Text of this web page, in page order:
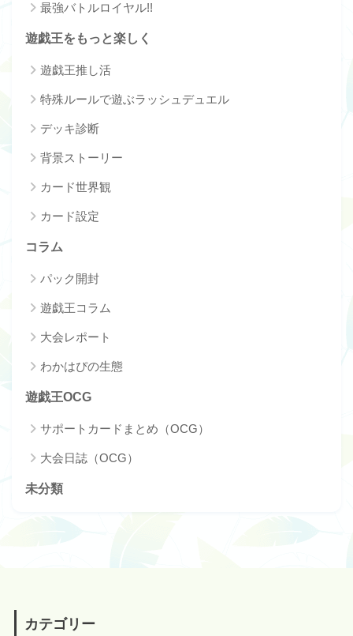
最強バトルロイヤル!!
遊戯王をもっと楽しく
遊戯王推し活
特殊ルールで遊ぶラッシュデュエル
デッキ診断
背景ストーリー
カード世界観
カード設定
コラム
パック開封
遊戯王コラム
大会レポート
わかはぴの生態
遊戯王OCG
サポートカードまとめ（OCG）
大会日誌（OCG）
未分類
カテゴリー